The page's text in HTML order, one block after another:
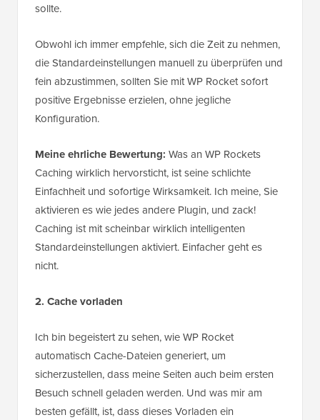
sollte.
Obwohl ich immer empfehle, sich die Zeit zu nehmen,
die Standardeinstellungen manuell zu überprüfen und
fein abzustimmen, sollten Sie mit WP Rocket sofort
positive Ergebnisse erzielen, ohne jegliche
Konfiguration.
Meine ehrliche Bewertung: Was an WP Rockets
Caching wirklich hervorsticht, ist seine schlichte
Einfachheit und sofortige Wirksamkeit. Ich meine, Sie
aktivieren es wie jedes andere Plugin, und zack!
Caching ist mit scheinbar wirklich intelligenten
Standardeinstellungen aktiviert. Einfacher geht es
nicht.
2. Cache vorladen
Ich bin begeistert zu sehen, wie WP Rocket
automatisch Cache-Dateien generiert, um
sicherzustellen, dass meine Seiten auch beim ersten
Besuch schnell geladen werden. Und was mir am
besten gefällt, ist, dass dieses Vorladen ein